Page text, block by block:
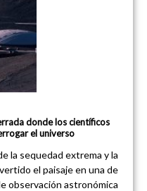
donde los científicos
el universo
la sequedad extrema y la
el paisaje en una de
observación astronómica